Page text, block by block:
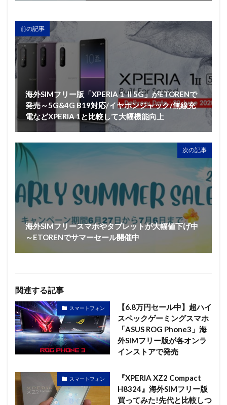
前の記事
海外SIMフリー版「XPERIA 1 Ⅱ5G」がETORENで
発売～5G&4G B19対応/イヤホンジャック/無線充
電などXPERIA 1と比較して大幅機能向上
次の記事
海外SIMフリースマホやタブレットが大幅値下げ中
～ETORENでサマーセール開催中
関連する記事
スマートフォン
【6.8万円セール中】超ハイ
スペックゲーミングスマホ
「ASUS ROG Phone3」海
外SIMフリー版が各オンラ
インストアで発売
スマートフォン
『XPERIA XZ2 Compact
H8324』海外SIMフリー版
買ってみた!先代と比較しつ